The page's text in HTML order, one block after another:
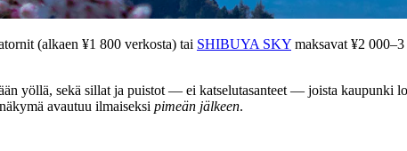
(alkaen ¥1 800 verkosta) tai SHIBUYA SKY maksavat ¥2
yöllä, sekä sillat ja puistot — ei katselutasanteet — joista kaupunki
avautuu ilmaiseksi pimeän jälkeen.